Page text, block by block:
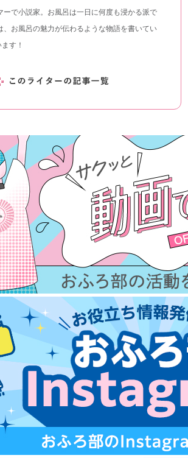
ーで小説家。お風呂は一日に何度も浸かる派で
、お風呂の魅力が伝わるような物語を書いてい
す！